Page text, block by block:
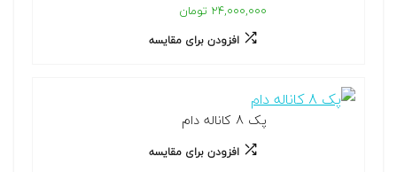
۲۴,۰۰۰,۰۰۰ تومان
افزودن برای مقایسه
پک 8 کاناله دام
افزودن برای مقایسه